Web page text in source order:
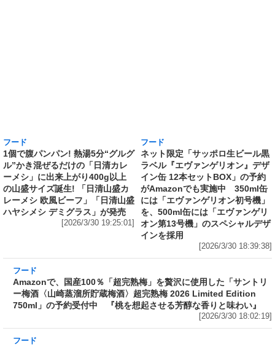
レーメシ 欧風ビーフ」「日清山盛
ハヤシメシ デミグラス」が発売
[2026/3/30 19:25:01]
には「エヴァンゲリオン初号機」
を、500ml缶には「エヴァンゲリ
オン第13号機」のスペシャルデザ
インを採用
[2026/3/30 18:39:38]
フード
Amazonで、国産100％「超完熟梅」を贅沢に使
用した「サントリー梅酒〈山崎蒸溜所貯蔵梅
酒〉超完熟梅 2026 Limited Edition 750ml」の
予約受付中 『桃を想起させる芳醇な香りと味
[2026/3/30 18:02:19]
フード
ラーメン山岡家監修で創業から変わらぬ伝統の
味を再現したカップ麺がさらに“濃くて旨い”ス